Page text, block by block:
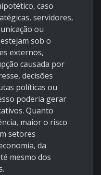
caso
servidores,
ou
sob o
externos,
causada por
decisões
políticas ou
poderia gerar
Quanto
maior o risco
setores
da
mesmo dos